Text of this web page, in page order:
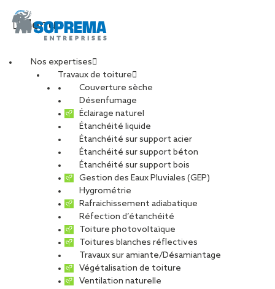
Menu
Nos expertises
Travaux de toiture
Couverture sèche
Désenfumage
Éclairage naturel
Étanchéité liquide
Étanchéité sur support acier
Étanchéité sur support béton
Étanchéité sur support bois
Gestion des Eaux Pluviales (GEP)
Hygrométrie
Rafraichissement adiabatique
Réfection d’étanchéité
Toiture photovoltaïque
Toitures blanches réflectives
Travaux sur amiante/Désamiantage
Végétalisation de toiture
Ventilation naturelle
PARTAGER